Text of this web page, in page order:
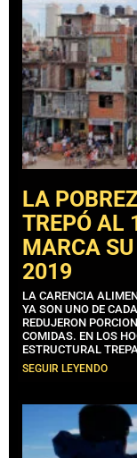
LA
TREPÓ AL
MARCA SU
2019
LA CARENCIA
YA SON UNO DE
REDUJERON
COMIDAS. EN LOS
ESTRUCTURAL
SEGUIR LEYENDO